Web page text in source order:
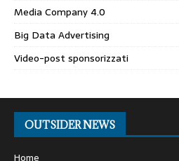
Media Company 4.0
Big Data Advertising
Video-post sponsorizzati
OUTSIDER NEWS